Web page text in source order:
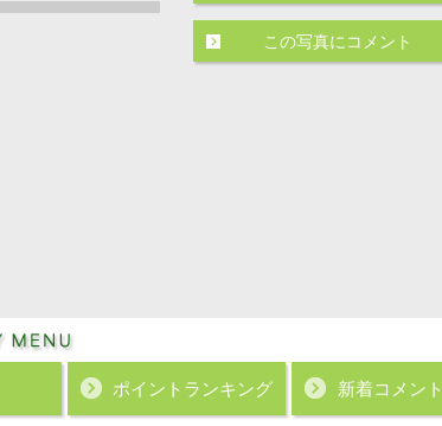
この写真にコメント
ポイント ランキング 新着コメント